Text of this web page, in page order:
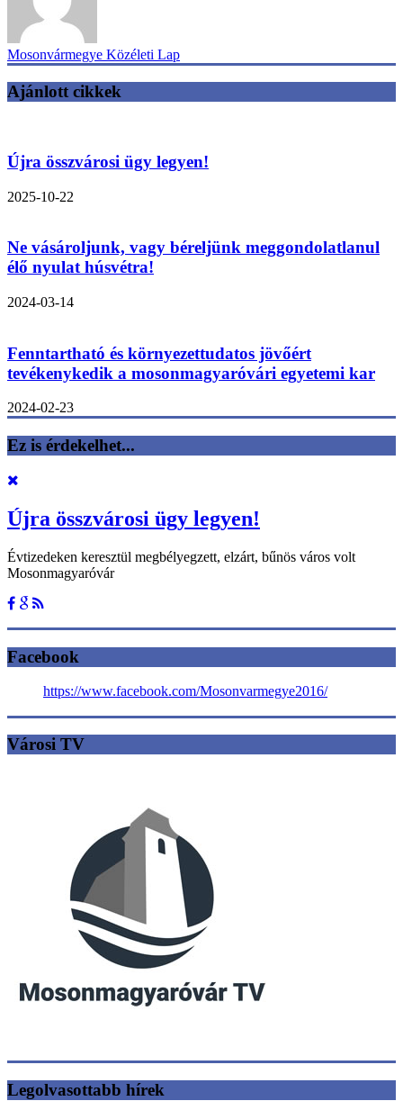
Mosonvármegye Közéleti Lap
Ajánlott cikkek
Újra összvárosi ügy legyen!
2025-10-22
Ne vásároljunk, vagy béreljünk meggondolatlanul
élő nyulat húsvétra!
2024-03-14
Fenntartható és környezettudatos jövőért
tevékenykedik a mosonmagyaróvári egyetemi kar
2024-02-23
Ez is érdekelhet...
Újra összvárosi ügy legyen!
Évtizedeken keresztül megbélyegzett, elzárt, bűnös város volt
Mosonmagyaróvár
Facebook
https://www.facebook.com/Mosonvarmegye2016/
Városi TV
Legolvasottabb hírek